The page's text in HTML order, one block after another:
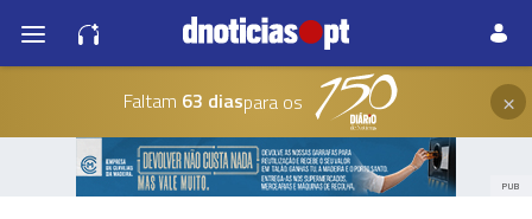
Faltam 63 diaspara os ×
PUB